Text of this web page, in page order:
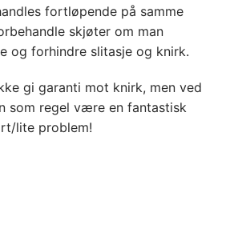
fortløpende på samme
skjøter om man
og forhindre slitasje og knirk.
gi garanti mot knirk, men ved
som regel være en fantastisk
lite problem!